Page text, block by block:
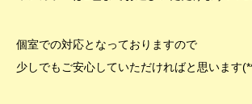
個室での対応となっておりますので
少しでもご安心していただければと思います